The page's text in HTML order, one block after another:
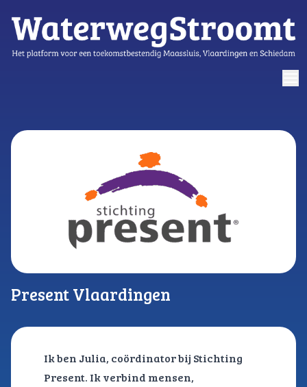
Present Vlaardingen
Ik ben Julia, coördinator bij Stichting
Present. Ik verbind mensen,